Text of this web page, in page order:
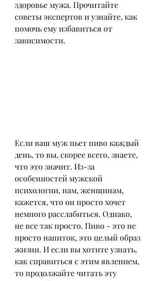
здоровье мужа. Прочитайте
советы экспертов и узнайте, как
помочь ему избавиться от
зависимости.
Если ваш муж пьет пиво каждый
день, то вы, скорее всего, знаете,
что это значит. Из-за
особенностей мужской
психологии, нам, женщинам,
кажется, что он просто хочет
немного расслабиться. Однако,
не все так просто. Пиво - это не
просто напиток, это целый образ
жизни. И если вы хотите узнать,
как справиться с этим явлением,
то продолжайте читать эту